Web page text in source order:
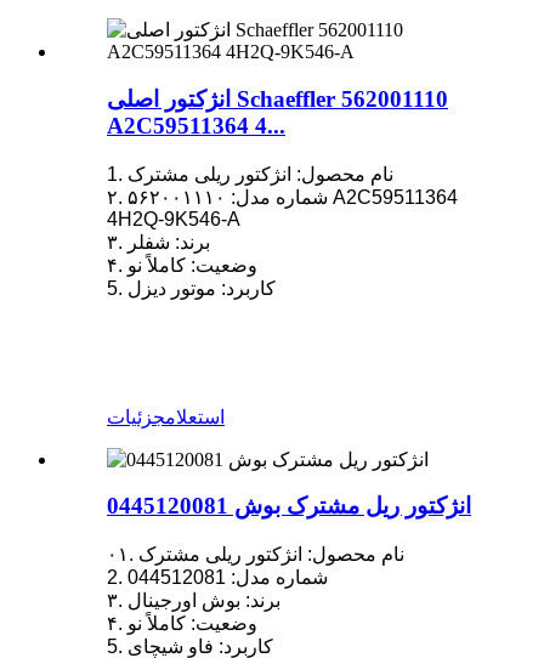
انژکتور اصلی Schaeffler 562001110
A2C59511364 4...
1. نام محصول: انژکتور ریلی مشترک
۲. شماره مدل: ۵۶۲۰۰۱۱۱۰ A2C59511364
4H2Q-9K546-A
۳. برند: شفلر
۴. وضعیت: کاملاً نو
5. کاربرد: موتور دیزل
استعلامجزئیات
انژکتور ریل مشترک بوش 0445120081
۰۱. نام محصول: انژکتور ریلی مشترک
2. شماره مدل: 044512081
۳. برند: بوش اورجینال
۴. وضعیت: کاملاً نو
5. کاربرد: فاو شیچای